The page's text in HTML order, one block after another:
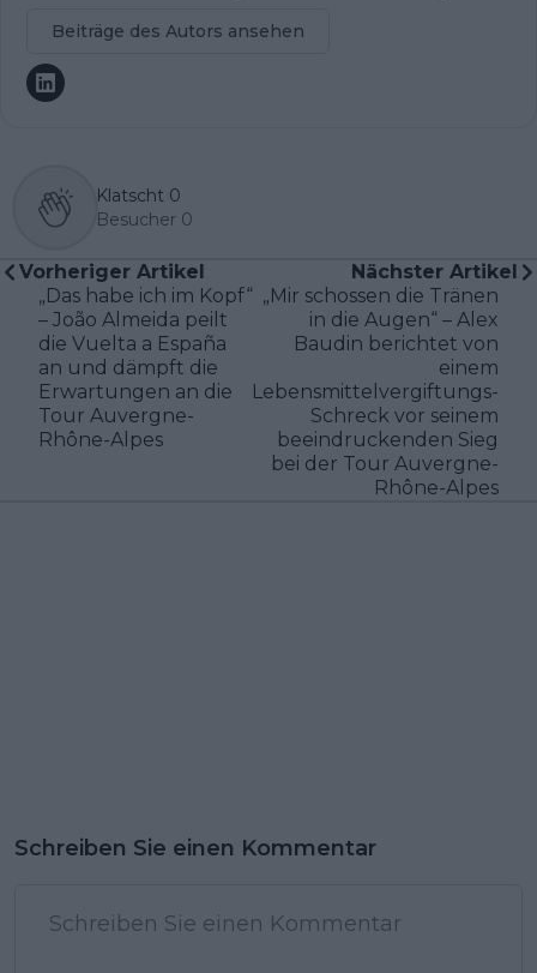
Beiträge des Autors ansehen
Klatscht 0
Besucher 0
Vorheriger Artikel
„Das habe ich im Kopf“
– João Almeida peilt
die Vuelta a España
an und dämpft die
Erwartungen an die
Tour Auvergne-
Rhône-Alpes
Nächster Artikel
„Mir schossen die Tränen
in die Augen“ – Alex
Baudin berichtet von
einem
Lebensmittelvergiftungs-
Schreck vor seinem
beeindruckenden Sieg
bei der Tour Auvergne-
Rhône-Alpes
Schreiben Sie einen Kommentar